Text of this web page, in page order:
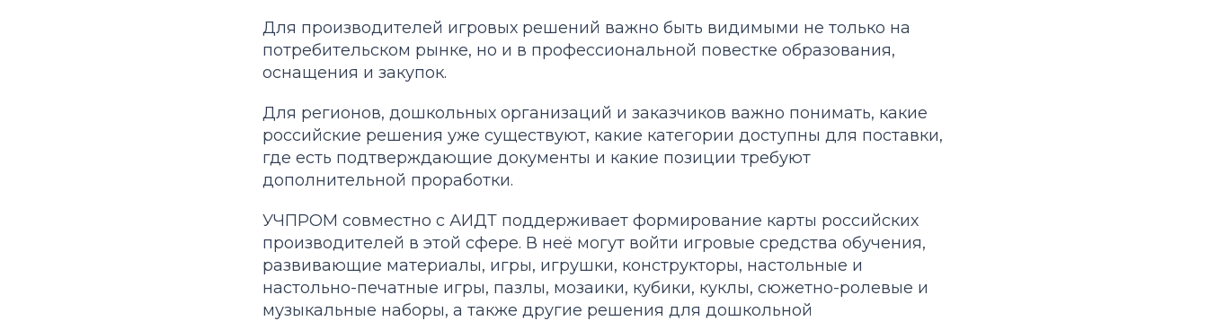
Для производителей игровых решений важно быть видимыми не только на
потребительском рынке, но и в профессиональной повестке образования,
оснащения и закупок.
Для регионов, дошкольных организаций и заказчиков важно понимать, какие
российские решения уже существуют, какие категории доступны для поставки,
где есть подтверждающие документы и какие позиции требуют
дополнительной проработки.
УЧПРОМ совместно с АИДТ поддерживает формирование карты российских
производителей в этой сфере. В неё могут войти игровые средства обучения,
развивающие материалы, игры, игрушки, конструкторы, настольные и
настольно-печатные игры, пазлы, мозаики, кубики, куклы, сюжетно-ролевые и
музыкальные наборы, а также другие решения для дошкольной